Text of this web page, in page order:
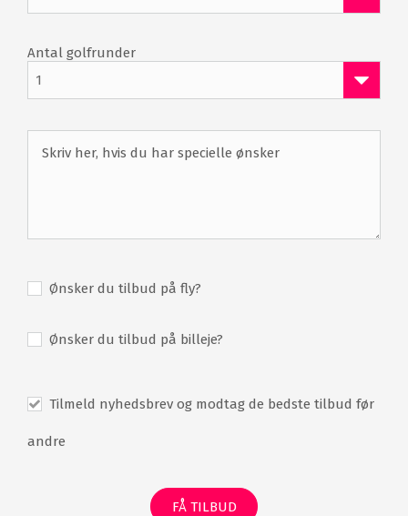
Antal golfrunder
1
Ønsker du tilbud på fly?
Ønsker du tilbud på billeje?
Tilmeld nyhedsbrev og modtag de bedste tilbud før
andre
FÅ TILBUD